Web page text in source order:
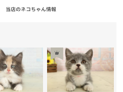
当店のネコちゃん情報